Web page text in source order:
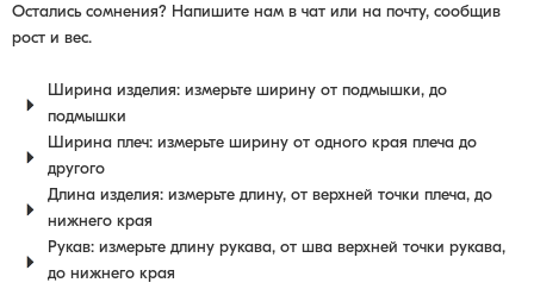
Остались сомнения? Напишите нам в чат или на почту, сообщив
рост и вес.
Ширина изделия: измерьте ширину от подмышки, до
подмышки
Ширина плеч: измерьте ширину от одного края плеча до
другого
Длина изделия: измерьте длину, от верхней точки плеча, до
нижнего края
Рукав: измерьте длину рукава, от шва верхней точки рукава,
до нижнего края